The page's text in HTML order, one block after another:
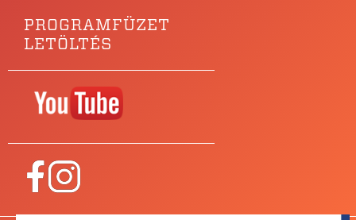
PROGRAMFÜZET
LETÖLTÉS